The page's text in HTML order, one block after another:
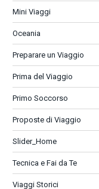
Mini Viaggi
Oceania
Preparare un Viaggio
Prima del Viaggio
Primo Soccorso
Proposte di Viaggio
Slider_Home
Tecnica e Fai da Te
Viaggi Storici